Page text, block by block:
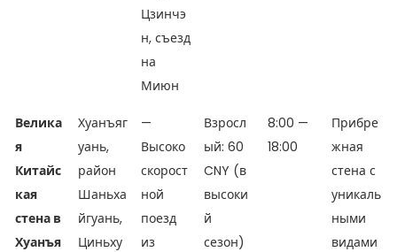
Цзинчэ
н, съезд
на
Миюн
Велика
я
Китайс
кая
стена в
Хуанъя
Хуанъяг
уань,
район
Шаньха
йгуань,
Циньху
—
Высоко
скорост
ной
поезд
из
Взросл
ый: 60
CNY (в
высоки
й
сезон)
8:00 —
18:00
Прибре
жная
стена с
уникаль
ными
видами